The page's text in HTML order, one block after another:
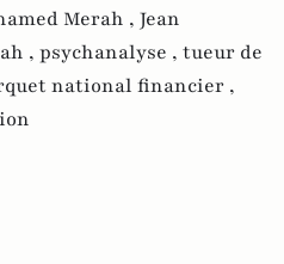
Merah , Jean
, psychanalyse , tueur de
national financier ,